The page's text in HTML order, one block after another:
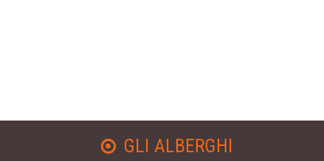
GLI ALBERGHI